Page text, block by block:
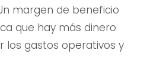
margen de beneficio
que hay más dinero
los gastos operativos y